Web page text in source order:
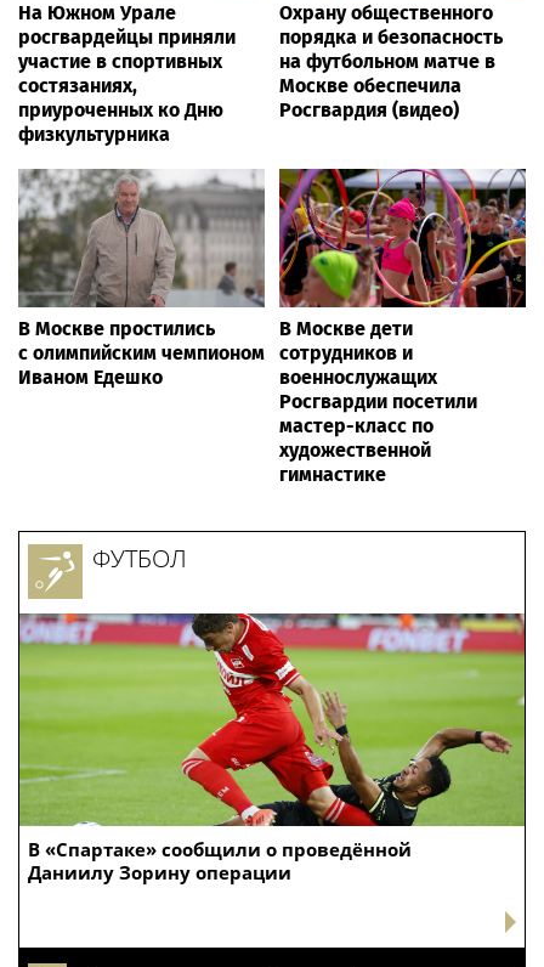
На Южном Урале
росгвардейцы приняли
участие в спортивных
состязаниях,
приуроченных ко Дню
физкультурника
Охрану общественного
порядка и безопасность
на футбольном матче в
Москве обеспечила
Росгвардия (видео)
В Москве простились
с олимпийским чемпионом
Иваном Едешко
В Москве дети
сотрудников и
военнослужащих
Росгвардии посетили
мастер-класс по
художественной
гимнастике
В «Спартаке» сообщили о проведённой
Даниилу Зорину операции
ФУТБОЛ